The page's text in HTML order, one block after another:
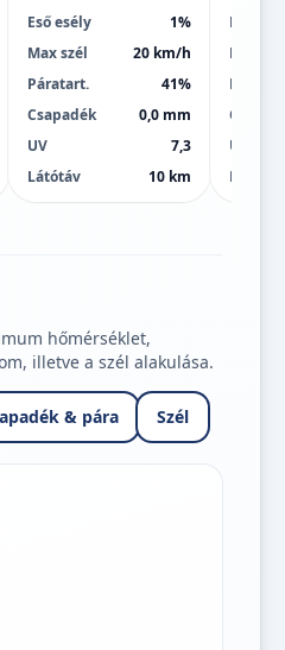
Eső esély
1%
Max szél
20 km/h
Páratart.
41%
Csapadék
0,0 mm
UV
7,3
Látótáv
10 km
Eső
Max
UV
Látótáv
hőmérséklet,
illetve a szél alakulása.
& pára Szél